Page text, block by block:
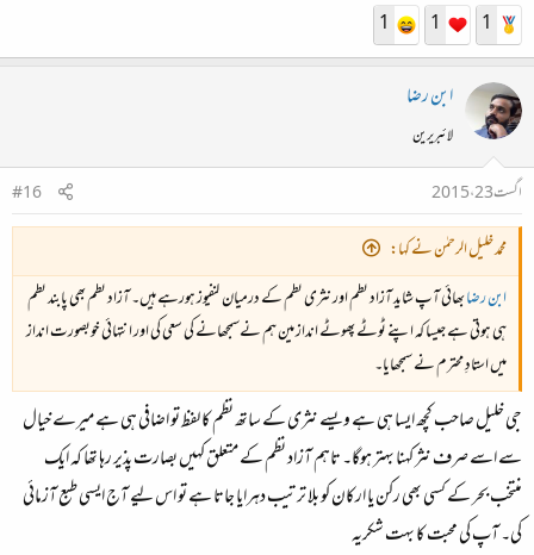
1
1
1
ابن رضا
لائبریرین
اگست 23، 2015
#16
محمد خلیل الرحمٰن نے کہا:
ابن رضابھائی آپ شاید آزاد نظم اور نثری نظم کے درمیان کنفیوز ہورہے ہیں۔ آزاد نظم بھی پابند نظم
ہی ہوتی ہے جیسا کہ اپنے ٹوٹے پھوٹے انداز مین ہم نےسمجھانے کی سعی کی اور انتہائی خوبصورت انداز
میں استادِ محترم نے سمجھایا۔
جی خلیل صاحب کچھ ایسا ہی ہے ویسے نثری کے ساتھ نظم کا لفظ تو اضافی ہی ہے میرے خیال
سے اسے صرف نثر کہنا بہتر ہوگا۔ تاہم آزاد نظم کے متعلق کہیں بصارت پذیر رہا تھا کہ ایک
منتخب بحر کے کسی بھی رکن یا ارکان کو بلا ترتیب دہرایا جاتا ہے تو اس لیے آج ایسی طبع آزمائی
کی۔ آپ کی محبت کا بہت شکریہ